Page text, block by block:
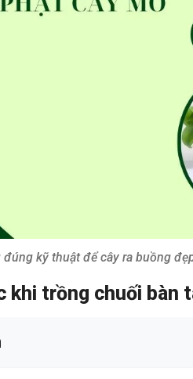
đúng kỹ thuật để cây ra buồng
khi trồng chuối bàn